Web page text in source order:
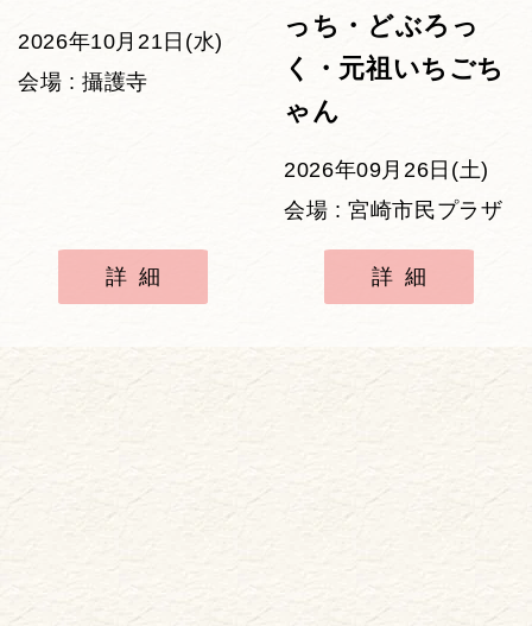
2026年10月21日(水)
会場 : 攝護寺
詳細
っち・どぶろっ
く・元祖いちごち
ゃん
2026年09月26日(土)
会場 : 宮崎市民プラザ
詳細